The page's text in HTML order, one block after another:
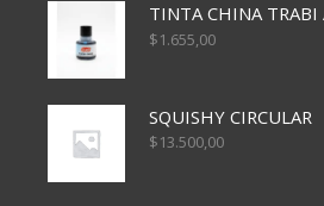
TINTA CHINA TRABI
$1.655,00
SQUISHY CIRCULAR
$13.500,00